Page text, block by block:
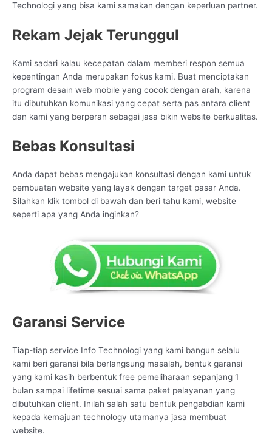
Technologi yang bisa kami samakan dengan keperluan partner.
Rekam Jejak Terunggul
Kami sadari kalau kecepatan dalam memberi respon semua
kepentingan Anda merupakan fokus kami. Buat menciptakan
program desain web mobile yang cocok dengan arah, karena
itu dibutuhkan komunikasi yang cepat serta pas antara client
dan kami yang berperan sebagai jasa bikin website berkualitas.
Bebas Konsultasi
Anda dapat bebas mengajukan konsultasi dengan kami untuk
pembuatan website yang layak dengan target pasar Anda.
Silahkan klik tombol di bawah dan beri tahu kami, website
seperti apa yang Anda inginkan?
Garansi Service
Tiap-tiap service Info Technologi yang kami bangun selalu
kami beri garansi bila berlangsung masalah, bentuk garansi
yang kami kasih berbentuk free pemeliharaan sepanjang 1
bulan sampai lifetime sesuai sama paket pelayanan yang
dibutuhkan client. Inilah salah satu bentuk pengabdian kami
kepada kemajuan technology utamanya jasa membuat
website.